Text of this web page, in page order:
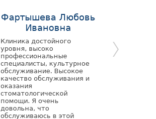
Фартышева Любовь
Ивановна
Клиника достойного
уровня, высоко
профессиональные
специалисты, культурное
обслуживание. Высокое
качество обслуживания и
оказания
стоматологической
помощи. Я очень
довольна, что
обслуживаюсь в этой
"Клинике